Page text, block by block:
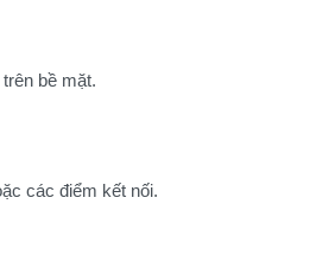
bề mặt.
các điểm kết nối.